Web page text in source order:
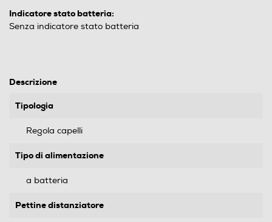
Indicatore stato batteria:
Senza indicatore stato batteria
Descrizione
Tipologia
Regola capelli
Tipo di alimentazione
a batteria
Pettine distanziatore